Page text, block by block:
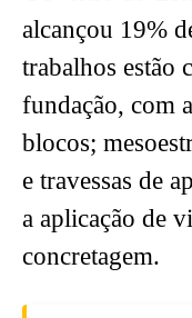
alcançou 19%
trabalhos estão
fundação, com
blocos;
e travessas de
a aplicação de
concretagem.